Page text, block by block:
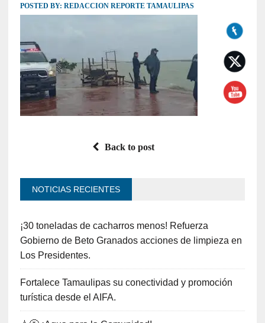
POSTED BY: REDACCION REPORTE TAMAULIPAS
Back to post
NOTICIAS RECIENTES
¡30 toneladas de cacharros menos! Refuerza
Gobierno de Beto Granados acciones de limpieza en
Los Presidentes.
Fortalece Tamaulipas su conectividad y promoción
turística desde el AIFA.